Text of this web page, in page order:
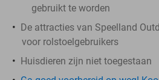
gebruikt te worden
De attracties van Speelland
voor rolstoelgebruikers
Huisdieren zijn niet toegestaan